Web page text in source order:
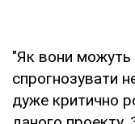
"Як вони
спрогнозувати
дуже критично